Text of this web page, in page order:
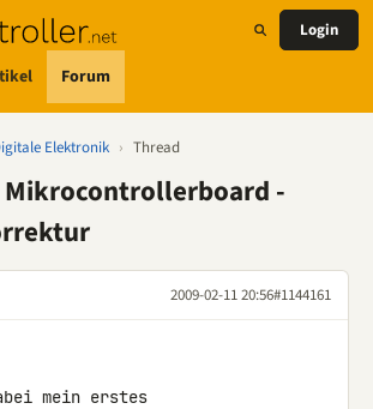
Forum
Login
Elektronik › Thread
Mikrocontrollerboard -
2009-02-11 20:56#1144161
mein erstes